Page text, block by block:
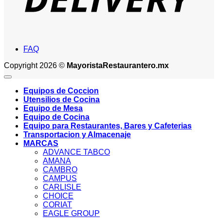
FAQ
Copyright 2026 © MayoristaRestaurantero.mx
Equipos de Coccion
Utensilios de Cocina
Equipo de Mesa
Equipo de Cocina
Equipo para Restaurantes, Bares y Cafeterias
Transportacion y Almacenaje
MARCAS
ADVANCE TABCO
AMANA
CAMBRO
CAMPUS
CARLISLE
CHOICE
CORIAT
EAGLE GROUP